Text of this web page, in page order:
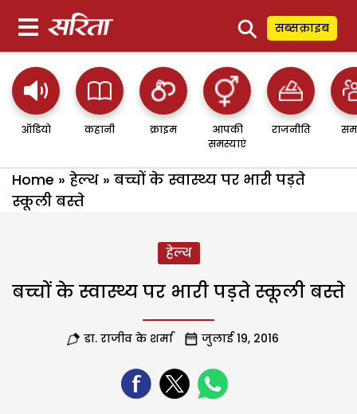
⚲ सब्सक्राइब
ऑडियो कहानी क्राइम
आपकी
समस्याएं
राजनीति
Home » हेल्थ » बच्चों के स्वास्थ्य पर भारी पड़ते
स्कूली बस्ते
हेल्थ
बच्चों के स्वास्थ्य पर भारी पड़ते स्कूली बस्ते
डा. राजीव के शर्मा जुलाई 19, 2016